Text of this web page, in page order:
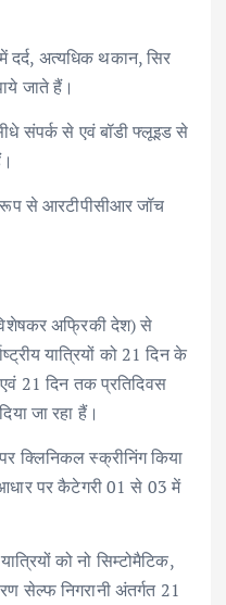
दर्द, अत्यधिक थकान, सिर
जाते हैं।
संपर्क से एवं बॉडी फ्लूइड से
से आरटीपीसीआर जॉच
अफ्रिकी देश) से
यात्रियों को 21 दिन के
21 दिन तक प्रतिदिवस
जा रहा हैं।
पर क्लिनिकल स्क्रीनिंग किया
पर कैटेगरी 01 से 03 में
को नो सिम्टोमैटिक,
सेल्फ निगरानी अंतर्गत 21